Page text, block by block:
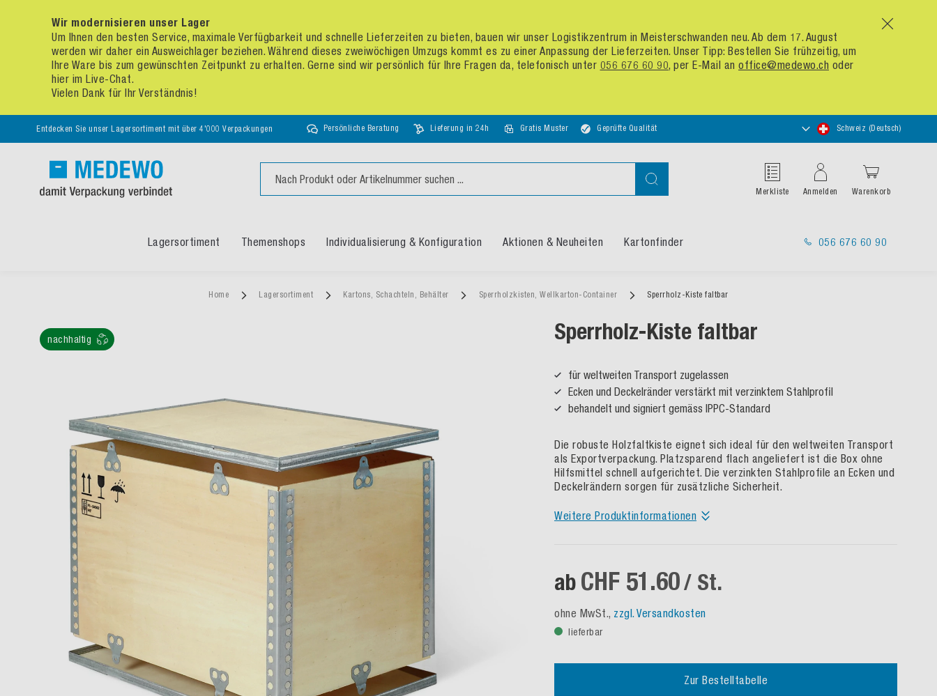
x
Wir modernisieren unser Lager
Um Ihnen den besten Service, maximale Verfügbarkeit und schnelle Lieferzeiten zu bieten, bauen wir unser Logistikzentrum in Meisterschwanden neu. Ab dem 17. August
werden wir daher ein Ausweichlager beziehen. Während dieses zweiwöchigen Umzugs kommt es zu einer Anpassung der Lieferzeiten. Unser Tipp: Bestellen Sie frühzeitig, um
Ihre Ware bis zum gewünschten Zeitpunkt zu erhalten. Gerne sind wir persönlich für Ihre Fragen da, telefonisch unter 056 676 60 90, per E-Mail an office@medewo.ch oder
hier im Live-Chat.
Vielen Dank für Ihr Verständnis!
Entdecken Sie unser Lagersortiment mit über 4'000 Verpackungen Persönliche Beratung Lieferung in 24h Gratis Muster Geprüfte Qualität
Store
auswählen
Schweiz (Deutsch)
Suche
Merkliste Anmelden Warenkorb
Lagersortiment Themenshops Individualisierung & Konfiguration Aktionen & Neuheiten Kartonfinder 056 676 60 90
Home Lagersortiment Kartons, Schachteln, Behälter Sperrholzkisten, Wellkarton-Container Sperrholz-Kiste faltbar
nachhaltig Sperrholz-Kiste faltbar
für weltweiten Transport zugelassen
Ecken und Deckelränder verstärkt mit verzinktem Stahlprofil
behandelt und signiert gemäss IPPC-Standard
Die robuste Holzfaltkiste eignet sich ideal für den weltweiten Transport
als Exportverpackung. Platzsparend flach angeliefert ist die Box ohne
Hilfsmittel schnell aufgerichtet. Die verzinkten Stahlprofile an Ecken und
Deckelrändern sorgen für zusätzliche Sicherheit.
Weitere Produktinformationen
ab CHF 51.60/ St.
ohne MwSt., zzgl. Versandkosten
lieferbar
Zur Bestelltabelle